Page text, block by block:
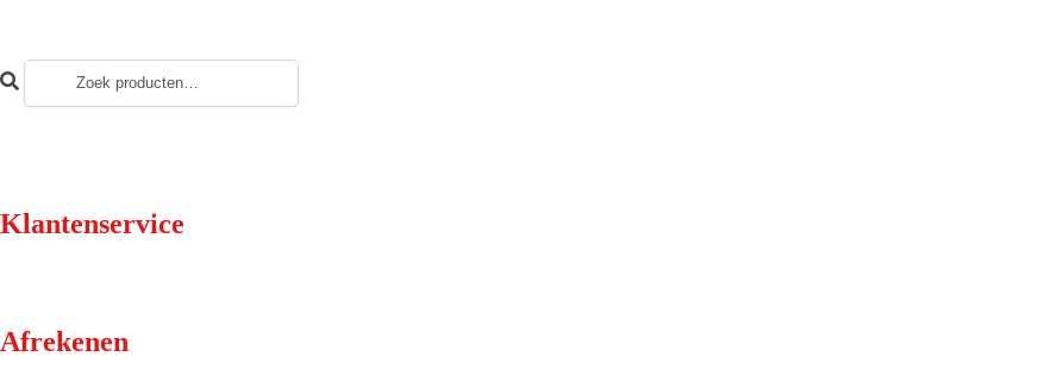
Klantenservice
Afrekenen